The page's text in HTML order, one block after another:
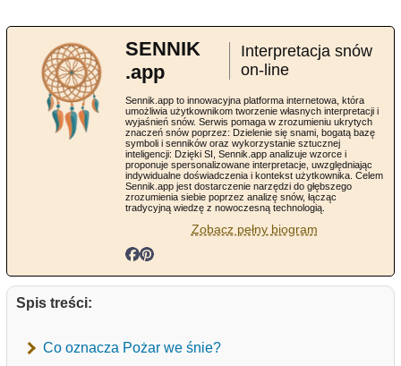
SENNIK
.app
Interpretacja snów
on-line
Sennik.app to innowacyjna platforma internetowa, która
umożliwia użytkownikom tworzenie własnych interpretacji i
wyjaśnień snów. Serwis pomaga w zrozumieniu ukrytych
znaczeń snów poprzez: Dzielenie się snami, bogatą bazę
symboli i senników oraz wykorzystanie sztucznej
inteligencji: Dzięki SI, Sennik.app analizuje wzorce i
proponuje spersonalizowane interpretacje, uwzględniając
indywidualne doświadczenia i kontekst użytkownika. Celem
Sennik.app jest dostarczenie narzędzi do głębszego
zrozumienia siebie poprzez analizę snów, łącząc
tradycyjną wiedzę z nowoczesną technologią.
Zobacz pełny biogram
Spis treści:
Co oznacza Pożar we śnie?